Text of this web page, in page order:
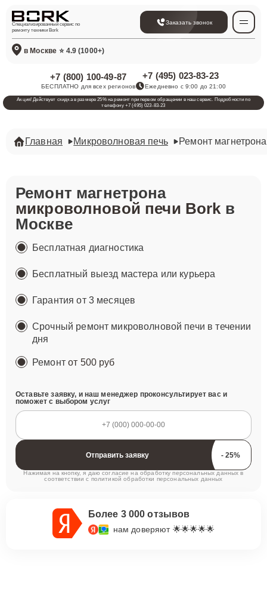
Специализированный сервис по
ремонту техники Bork
Заказать звонок
в Москве ⭐ 4.9 (1000+)
+7 (800) 100-49-87
БЕСПЛАТНО для всех регионов
+7 (495) 023-83-23
Ежедневно с 9:00 до 21:00
Акция! Действует скидка в размере 25% на ремонт при первом обращении в наш сервис. Подробности по
телефону +7 (495) 023-83-23
Главная Микроволновая печь Ремонт магнетрона
Ремонт магнетрона
микроволновой печи Borkв
Москве
Бесплатная диагностика
Бесплатный выезд мастера или курьера
Гарантия от 3 месяцев
Срочный ремонт микроволновой печи в течении
дня
Ремонтот 500 руб
Оставьте заявку, и наш менеджер проконсультирует вас и
поможет с выбором услуг
Отправить заявку
Нажимая на кнопку, я даю согласие на обработку персональных данных в
соответствии с политикой обработки персональных данных
Более 3 000 отзывов
нам доверяют 🌟🌟🌟🌟🌟